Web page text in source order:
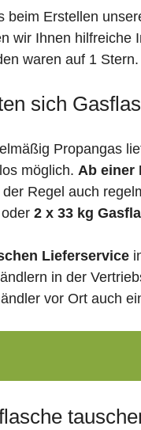
beim Erstellen
wir Ihnen hilfreiche
waren auf 1
sich
Propangas
möglich. Ab einer
der Regel auch
oder 2 x 33 kg
Lieferservice
in der
vor Ort auch